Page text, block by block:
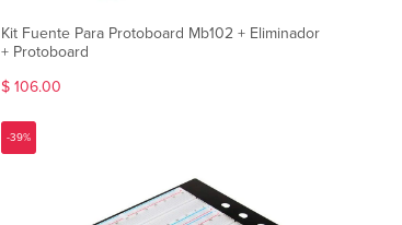
Kit Fuente Para Protoboard Mb102 + Eliminador
+ Protoboard
$ 106.00
-39%